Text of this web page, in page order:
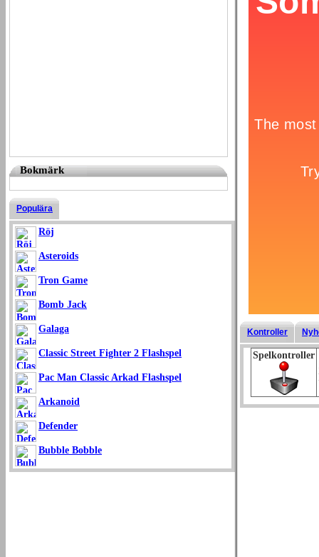
Bokmärk
Populära
Röj
Asteroids
Tron Game
Bomb Jack
Galaga
Classic Street Fighter 2 Flashspel
Pac Man Classic Arkad Flashspel
Arkanoid
Defender
Bubble Bobble
Kontroller
Spelkontroller